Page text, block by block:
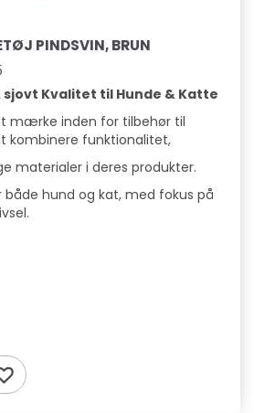
PINDSVIN, BRUN
Kvalitet til Hunde & Katte
mærke inden for tilbehør til
kombinere funktionalitet,
materialer i deres produkter.
hund og kat, med fokus på